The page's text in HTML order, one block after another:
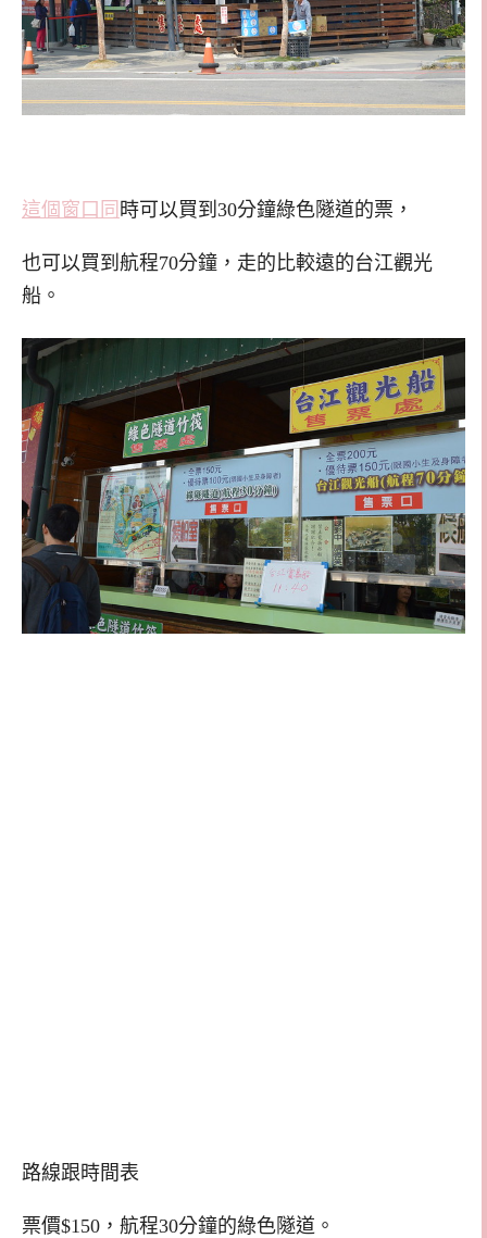
這個窗口同 時可以買到30分鐘綠色隧道的票，
也可以買到航程70分鐘，走的比較遠的台江觀光
船。
路線跟時間表
票價$150，航程30分鐘的綠色隧道。